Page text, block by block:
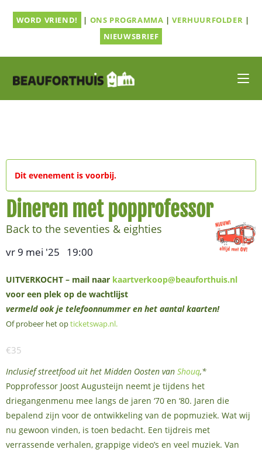
naarWORD VRIEND! | ONS PROGRAMMA |VERHUURFOLDER |
NIEUWSBRIEF
Dit evenement is voorbij.
Dineren met popprofessor
Back to the seventies & eighties
vr 9 mei '25 19:00
UITVERKOCHT – mail naar kaartverkoop@beauforthuis.nl
voor een plek op de wachtlijst
vermeld ook je telefoonnummer en het aantal kaarten!
Of probeer het opticketswap.nl.
€35
Inclusief streetfood uit het Midden Oosten van Shouq,*
Popprofessor Joost Augusteijn neemt je tijdens het
driegangenmenu mee langs de jaren ‘70 en ‘80. Jaren die
bepalend zijn voor de ontwikkeling van de popmuziek. Wat wij
nu gewoon vinden, is toen bedacht. Een tijdreis met
verrassende verhalen, grappige video’s en veel muziek. Van